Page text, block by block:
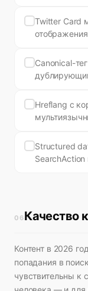
Twitter Card
Canonical-
Hreflang с
Structured
SearchAction
06Качество
Контент в 2026
попадания в
чувствительны к